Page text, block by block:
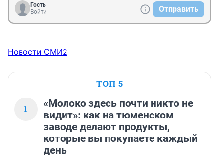
Гость
Войти
Отправить
Новости СМИ2
ТОП 5
1
«Молоко здесь почти никто не
видит»: как на тюменском
заводе делают продукты,
которые вы покупаете каждый
день